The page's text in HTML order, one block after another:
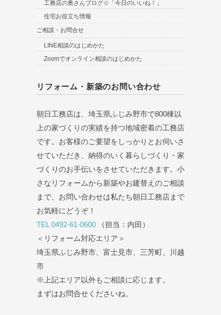
工務店の奥さんブログ☆「今日のいいね！」
住宅お役立ち情報
ご相談・お問合せ
LINE相談のはじめかた
Zoomでオンライン相談のはじめかた
リフォーム・新築のお問い合わせ
朝日工務店は、埼玉県ふじみ野市で800棟以
上の家づくりの実績を持つ地域密着の工務店
です。お客様のご要望をしっかりとお伺いさ
せていただき、納得のいく暮らしづくり・家
づくりのお手伝いをさせていただきます。小
さなリフォームから新築やお建替えのご相談
まで、お問い合わせは私たち朝日工務店まで
お気軽にどうぞ！
TEL 0492-61-0600 （担当：内田）
＜リフォーム対応エリア＞
埼玉県ふじみ野市、富士見市、三芳町、川越
市
※上記エリア以外もご相談に応じます。
まずはお問合せくださいね。